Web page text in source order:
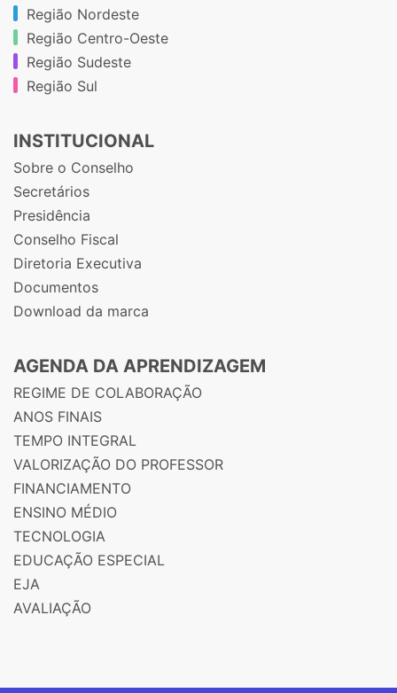
Região Nordeste
Região Centro-Oeste
Região Sudeste
Região Sul
INSTITUCIONAL
Sobre o Conselho
Secretários
Presidência
Conselho Fiscal
Diretoria Executiva
Documentos
Download da marca
AGENDA DA APRENDIZAGEM
REGIME DE COLABORAÇÃO
ANOS FINAIS
TEMPO INTEGRAL
VALORIZAÇÃO DO PROFESSOR
FINANCIAMENTO
ENSINO MÉDIO
TECNOLOGIA
EDUCAÇÃO ESPECIAL
EJA
AVALIAÇÃO